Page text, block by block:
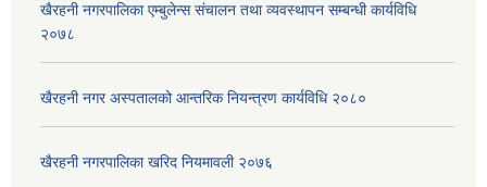
खैरहनी नगरपालिका एम्बुलेन्स संचालन तथा व्यवस्थापन सम्बन्धी कार्यविधि
२०७८
खैरहनी नगर अस्पतालको आन्तरिक नियन्त्रण कार्यविधि २०८०
खैरहनी नगरपालिका खरिद नियमावली २०७६